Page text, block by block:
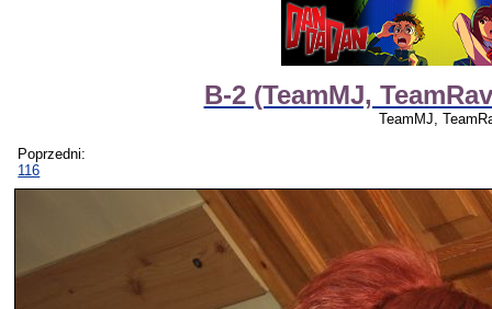
B-2 (TeamMJ,
TeamMJ,
Poprzedni:
116